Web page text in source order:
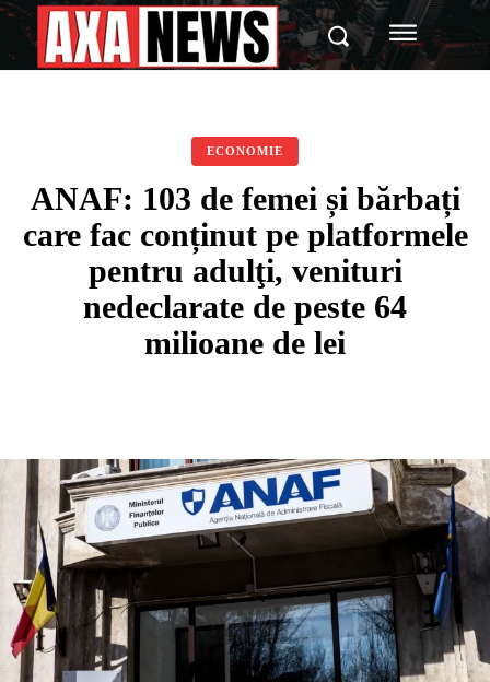
ECONOMIE
ANAF: 103 de femei și bărbați
care fac conținut pe platformele
pentru adulţi, venituri
nedeclarate de peste 64
milioane de lei